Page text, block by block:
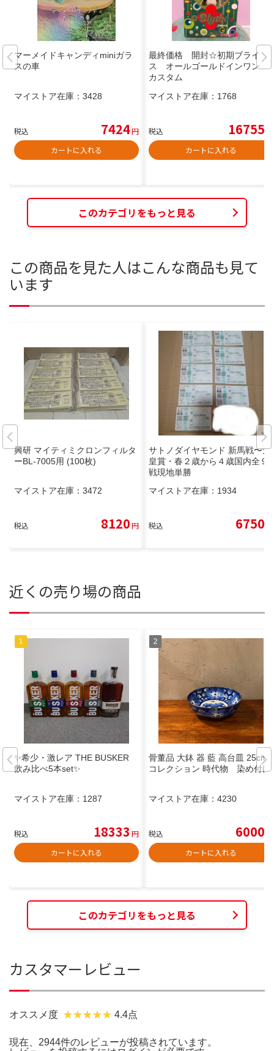
マーメイドキャンディminiガラ
スの車
マイストア在庫： 3428
税込 7424円
カートに入れる
最終価格 開封☆初期ブライ
ス オールゴールドインワン
カスタム
マイストア在庫： 1768
税込 16755
カートに入れる
このカテゴリをもっと見る
この商品を見た人はこんな商品も見て
います
興研 マイティミクロンフィルタ
ーBL-7005用 (100枚)
マイストア在庫： 3472
税込 8120円
サトノダイヤモンド 新馬戦〜天
皇賞・春２歳から４歳国内全９
戦現地単勝
マイストア在庫： 1934
税込 6750
近くの売り場の商品
✨希少・激レア THE BUSKER
飲み比べ5本set✨
マイストア在庫： 1287
税込 18333 円
カートに入れる
骨董品 大鉢 器 藍 高台皿 25cm
コレクション 時代物 染め付け
マイストア在庫： 4230
税込 6000
カートに入れる
このカテゴリをもっと見る
カスタマーレビュー
オススメ度 4.4点
現在、2944件のレビューが投稿されています。